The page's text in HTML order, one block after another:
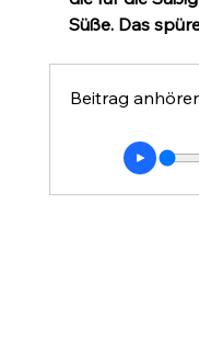
Süße. Das
Beitrag